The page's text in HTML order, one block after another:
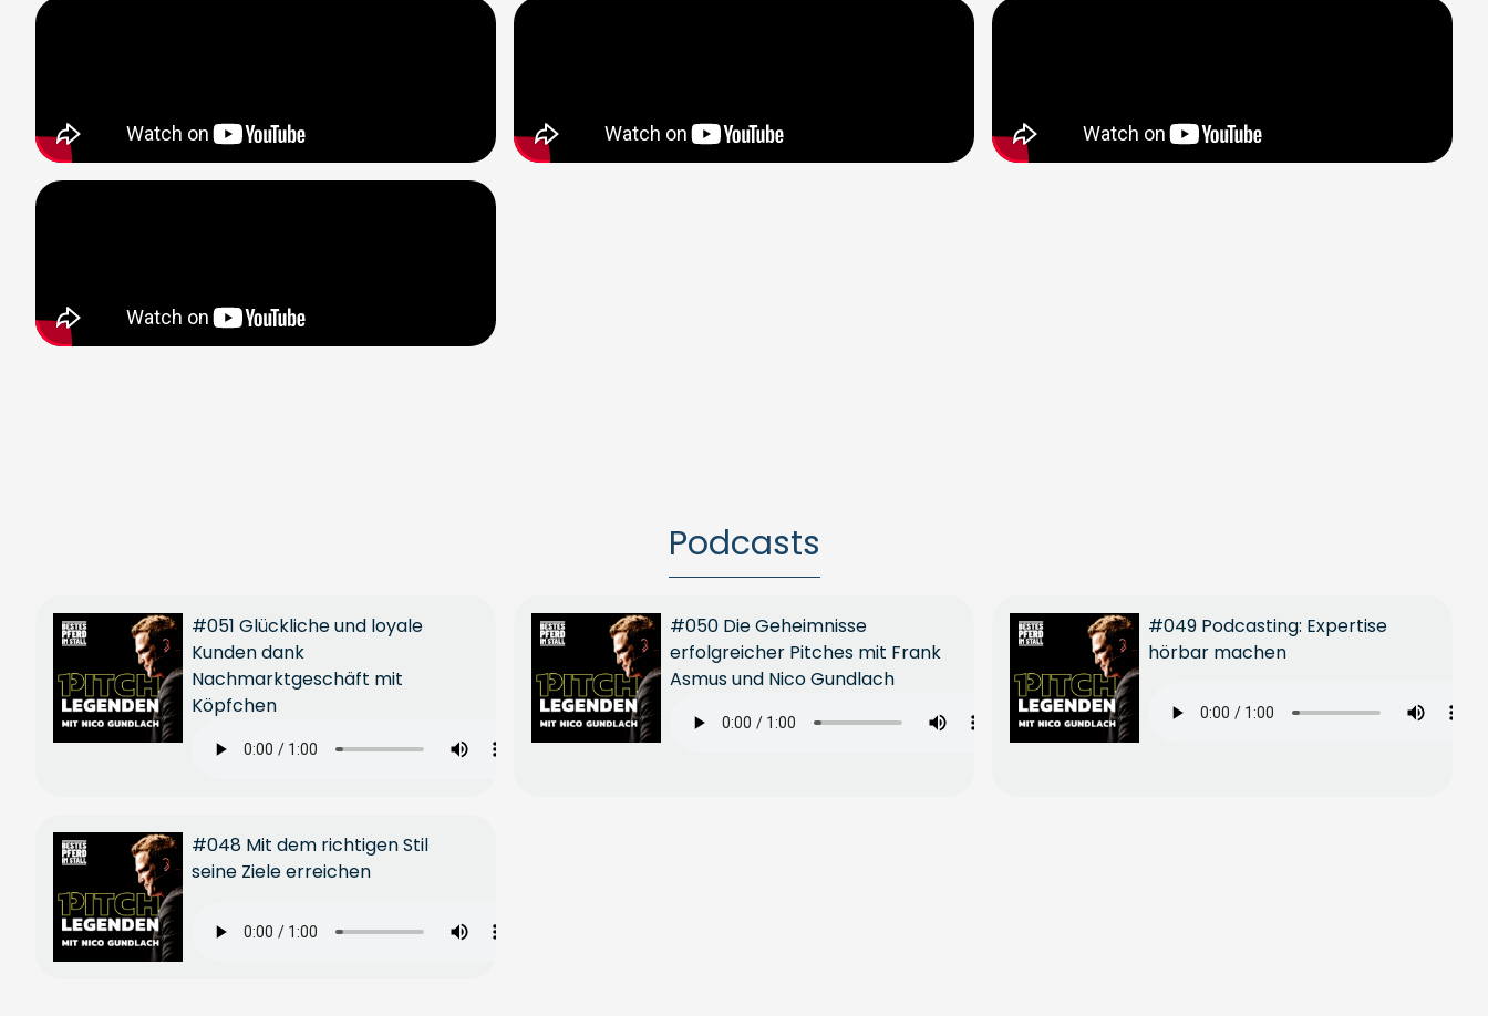
Podcasts
#051 Glückliche und loyale
Kunden dank
Nachmarktgeschäft mit
Köpfchen
Ganze
Folge
#050 Die Geheimnisse
erfolgreicher Pitches mit Frank
Asmus und Nico Gundlach
Ganze
Folge
anhören
#049 Podcasting: Expertise
hörbar machen
#048 Mit dem richtigen Stil
seine Ziele erreichen